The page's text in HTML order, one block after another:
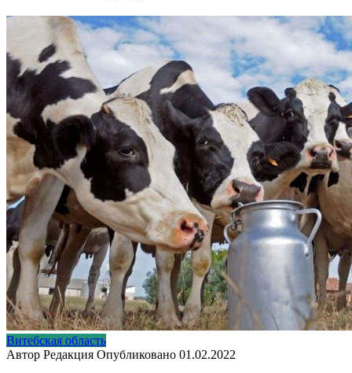
Витебская область
Автор Редакция Опубликовано 01.02.2022